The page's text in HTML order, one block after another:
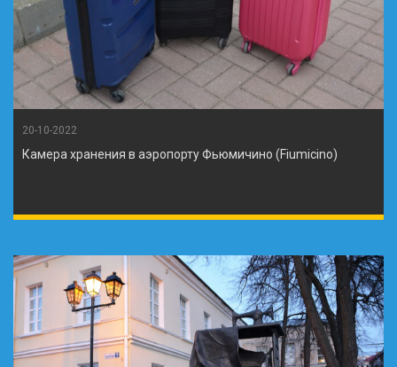
20-10-2022
Камера хранения в аэропорту Фьюмичино (Fiumicino)